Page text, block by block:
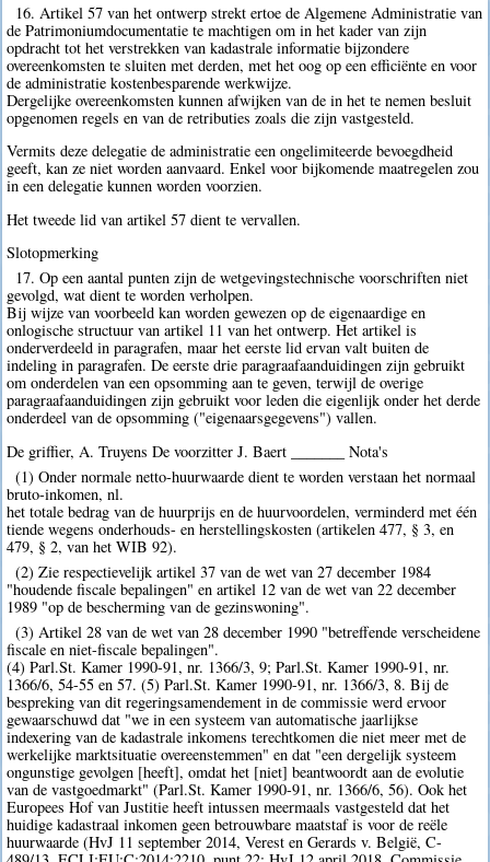
16. Artikel 57 van het ontwerp strekt ertoe de Algemene Administratie van
de Patrimoniumdocumentatie te machtigen om in het kader van zijn
opdracht tot het verstrekken van kadastrale informatie bijzondere
overeenkomsten te sluiten met derden, met het oog op een efficiënte en voor
de administratie kostenbesparende werkwijze.
Dergelijke overeenkomsten kunnen afwijken van de in het te nemen besluit
opgenomen regels en van de retributies zoals die zijn vastgesteld.
Vermits deze delegatie de administratie een ongelimiteerde bevoegdheid
geeft, kan ze niet worden aanvaard. Enkel voor bijkomende maatregelen zou
in een delegatie kunnen worden voorzien.
Het tweede lid van artikel 57 dient te vervallen.
Slotopmerking
17. Op een aantal punten zijn de wetgevingstechnische voorschriften niet
gevolgd, wat dient te worden verholpen.
Bij wijze van voorbeeld kan worden gewezen op de eigenaardige en
onlogische structuur van artikel 11 van het ontwerp. Het artikel is
onderverdeeld in paragrafen, maar het eerste lid ervan valt buiten de
indeling in paragrafen. De eerste drie paragraafaanduidingen zijn gebruikt
om onderdelen van een opsomming aan te geven, terwijl de overige
paragraafaanduidingen zijn gebruikt voor leden die eigenlijk onder het derde
onderdeel van de opsomming ("eigenaarsgegevens") vallen.
De griffier, A. Truyens De voorzitter J. Baert _______ Nota's
(1) Onder normale netto-huurwaarde dient te worden verstaan het normaal
bruto-inkomen, nl.
het totale bedrag van de huurprijs en de huurvoordelen, verminderd met één
tiende wegens onderhouds- en herstellingskosten (artikelen 477, § 3, en
479, § 2, van het WIB 92).
(2) Zie respectievelijk artikel 37 van de wet van 27 december 1984
"houdende fiscale bepalingen" en artikel 12 van de wet van 22 december
1989 "op de bescherming van de gezinswoning".
(3) Artikel 28 van de wet van 28 december 1990 "betreffende verscheidene
fiscale en niet-fiscale bepalingen".
(4) Parl.St. Kamer 1990-91, nr. 1366/3, 9; Parl.St. Kamer 1990-91, nr.
1366/6, 54-55 en 57. (5) Parl.St. Kamer 1990-91, nr. 1366/3, 8. Bij de
bespreking van dit regeringsamendement in de commissie werd ervoor
gewaarschuwd dat "we in een systeem van automatische jaarlijkse
indexering van de kadastrale inkomens terechtkomen die niet meer met de
werkelijke marktsituatie overeenstemmen" en dat "een dergelijk systeem
ongunstige gevolgen [heeft], omdat het [niet] beantwoordt aan de evolutie
van de vastgoedmarkt" (Parl.St. Kamer 1990-91, nr. 1366/6, 56). Ook het
Europees Hof van Justitie heeft intussen meermaals vastgesteld dat het
huidige kadastraal inkomen geen betrouwbare maatstaf is voor de reële
huurwaarde (HvJ 11 september 2014, Verest en Gerards v. België, C-